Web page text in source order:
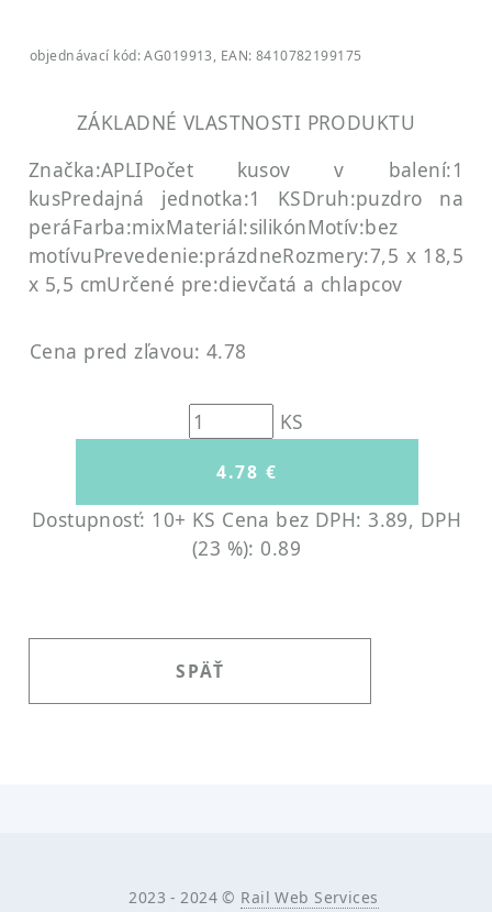
objednávací kód: AG019913, EAN: 8410782199175
ZÁKLADNÉ VLASTNOSTI PRODUKTU
Značka:APLIPočet kusov v balení:1
kusPredajná jednotka:1 KSDruh:puzdro na
peráFarba:mixMateriál:silikónMotív:bez
motívuPrevedenie:prázdneRozmery:7,5 x 18,5
x 5,5 cmUrčené pre:dievčatá a chlapcov
Cena pred zľavou: 4.78
KS
Dostupnosť: 10+ KS Cena bez DPH: 3.89, DPH
(23 %): 0.89
SPÄŤ
2023 - 2024 © Rail Web Services